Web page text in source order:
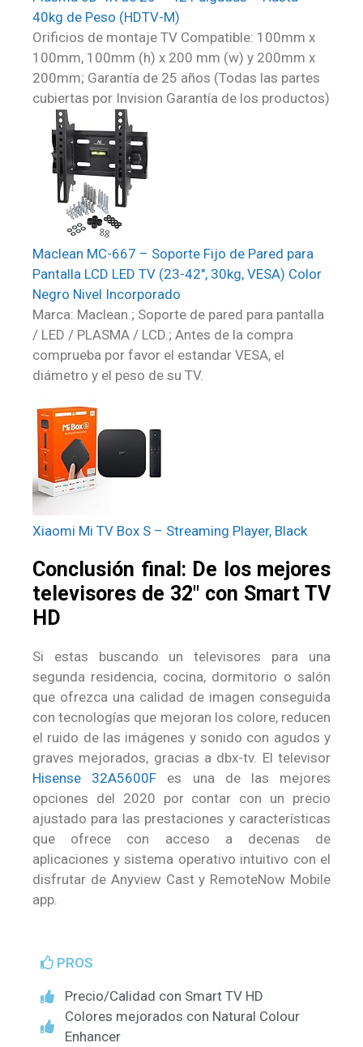
40kg de Peso (HDTV-M)
Orificios de montaje TV Compatible: 100mm x
100mm, 100mm (h) x 200 mm (w) y 200mm x
200mm; Garantía de 25 años (Todas las partes
cubiertas por Invision Garantía de los productos)
Maclean MC-667 – Soporte Fijo de Pared para
Pantalla LCD LED TV (23-42″, 30kg, VESA) Color
Negro Nivel Incorporado
Marca: Maclean.; Soporte de pared para pantalla
/ LED / PLASMA / LCD.; Antes de la compra
comprueba por favor el estandar VESA, el
diámetro y el peso de su TV.
Xiaomi Mi TV Box S – Streaming Player, Black
Conclusión final: De los mejores
televisores de 32″ con Smart TV
HD
Si estas buscando un televisores para una
segunda residencia, cocina, dormitorio o salón
que ofrezca una calidad de imagen conseguida
con tecnologías que mejoran los colore, reducen
el ruido de las imágenes y sonido con agudos y
graves mejorados, gracias a dbx-tv. El televisor
Hisense 32A5600F es una de las mejores
opciones del 2020 por contar con un precio
ajustado para las prestaciones y características
que ofrece con acceso a decenas de
aplicaciones y sistema operativo intuitivo con el
disfrutar de Anyview Cast y RemoteNow Mobile
app.
PROS
Precio/Calidad con Smart TV HD
Colores mejorados con Natural Colour
Enhancer